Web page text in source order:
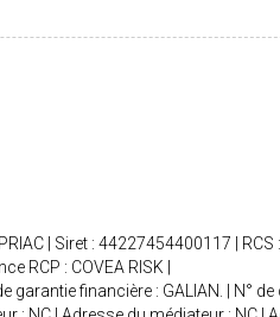
| Siret : 44227454400117 | RCS
RCP : COVEA RISK |
garantie financière : GALIAN. | N°